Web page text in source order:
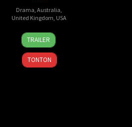
Drama Australia
United Kingdom USA
24
Nov
2016
Garth
Davis
Guy
Strachan
TRAILER
TONTON